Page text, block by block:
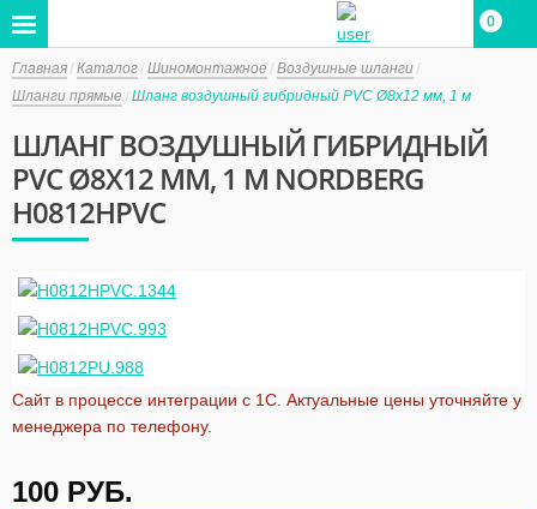
0
Главная Каталог Шиномонтажное
Воздушные шланги
Шланги прямые
Шланг воздушный гибридный PVC Ø8х12 мм, 1 м
ШЛАНГ ВОЗДУШНЫЙ ГИБРИДНЫЙ
PVC Ø8Х12 ММ, 1 М NORDBERG
H0812HPVC
Сайт в процессе интеграции с 1С. Актуальные цены уточняйте у
менеджера по телефону.
100 РУБ.